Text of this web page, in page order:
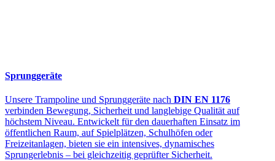
Sprunggeräte
Unsere Trampoline und Sprunggeräte nach DIN EN 1176
verbinden Bewegung, Sicherheit und langlebige Qualität auf
höchstem Niveau. Entwickelt für den dauerhaften Einsatz im
öffentlichen Raum, auf Spielplätzen, Schulhöfen oder
Freizeitanlagen, bieten sie ein intensives, dynamisches
Sprungerlebnis – bei gleichzeitig geprüfter Sicherheit.